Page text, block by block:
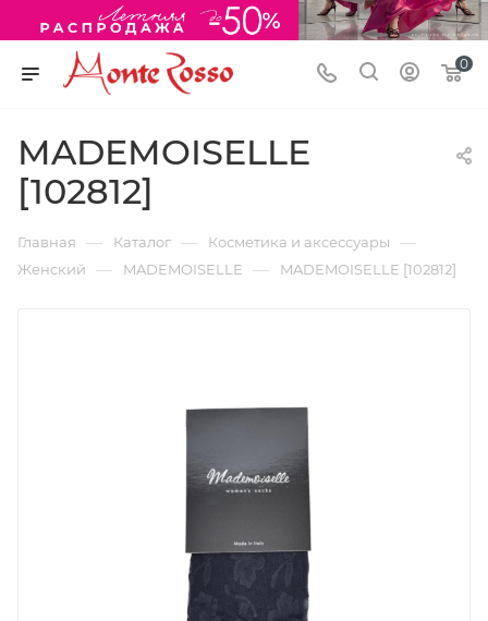
0
MADEMOISELLE
[102812]
Главная — Каталог — Косметика и аксессуары —
Женский — MADEMOISELLE — MADEMOISELLE [102812]